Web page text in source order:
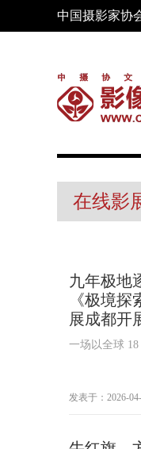
中国摄影家协
在线影
九年极地
《极境
展成都开
一场以全球
发表于：2026-